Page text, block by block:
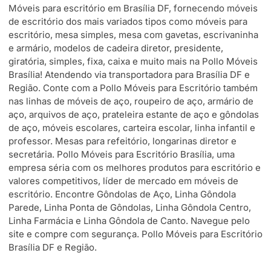
Móveis para escritório em Brasília DF, fornecendo móveis
de escritório dos mais variados tipos como móveis para
escritório, mesa simples, mesa com gavetas, escrivaninha
e armário, modelos de cadeira diretor, presidente,
giratória, simples, fixa, caixa e muito mais na Pollo Móveis
Brasília! Atendendo via transportadora para Brasília DF e
Região. Conte com a Pollo Móveis para Escritório também
nas linhas de móveis de aço, roupeiro de aço, armário de
aço, arquivos de aço, prateleira estante de aço e gôndolas
de aço, móveis escolares, carteira escolar, linha infantil e
professor. Mesas para refeitório, longarinas diretor e
secretária. Pollo Móveis para Escritório Brasília, uma
empresa séria com os melhores produtos para escritório e
valores competitivos, líder de mercado em móveis de
escritório. Encontre Gôndolas de Aço, Linha Gôndola
Parede, Linha Ponta de Gôndolas, Linha Gôndola Centro,
Linha Farmácia e Linha Gôndola de Canto. Navegue pelo
site e compre com segurança. Pollo Móveis para Escritório
Brasília DF e Região.